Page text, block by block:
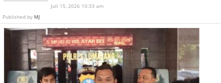
Juli 15, 2026 10:33 am
Published by MJ